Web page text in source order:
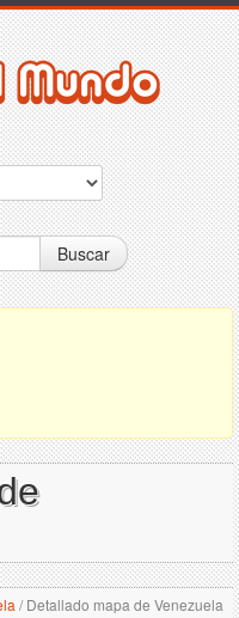
Buscar
/Detallado mapa de Venezuela